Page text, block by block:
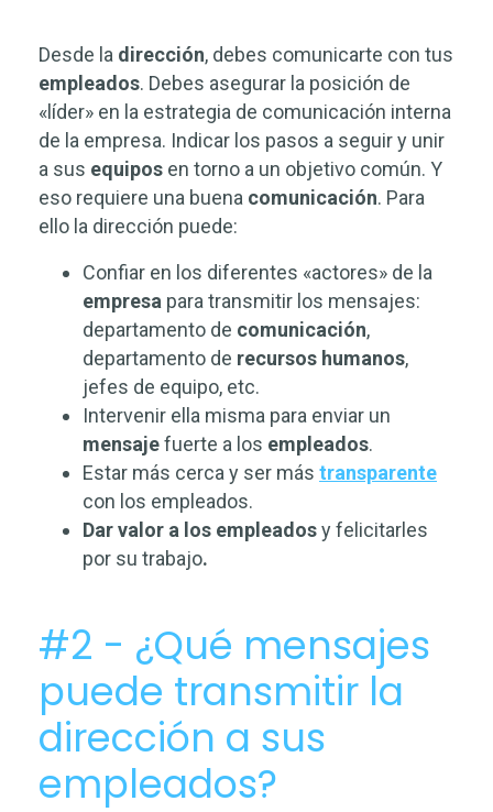
Desde la dirección, debes comunicarte con tus
empleados. Debes asegurar la posición de
«líder» en la estrategia de comunicación interna
de la empresa. Indicar los pasos a seguir y unir
a sus equipos en torno a un objetivo común. Y
eso requiere una buena comunicación. Para
ello la dirección puede:
Confiar en los diferentes «actores» de la
empresa para transmitir los mensajes:
departamento de comunicación,
departamento de recursos humanos,
jefes de equipo, etc.
Intervenir ella misma para enviar un
mensajefuerte a los empleados.
Estar más cerca y ser más transparente
con los empleados.
Dar valor a los empleadosy felicitarles
por su trabajo.
#2 - ¿Qué mensajes
puede transmitir la
dirección a sus
empleados?